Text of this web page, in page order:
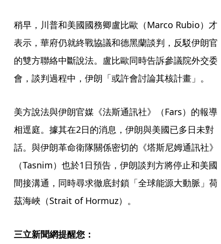
稍早，川普和美國國務卿盧比歐（Marco Rubio）才
表示，華府仍就終戰協議和德黑蘭談判，反駁伊朗官
的雙方聯絡中斷說法。盧比歐同時告訴參議院外交委
會，談判過程中，伊朗「或許會討論其核計畫」。
美方說法與伊朗官媒《法斯通訊社》（Fars）的報導
相逕庭。據其在2日的消息，伊朗與美國已多日未對
話。與伊朗革命衛隊關係密切的《塔斯尼姆通訊社》
（Tasnim）也於1日預告，伊朗談判方將停止和美國
間接溝通，同時尋求徹底封鎖「全球能源大動脈」荷
茲海峽（Strait of Hormuz）。
三立新聞網提醒您：